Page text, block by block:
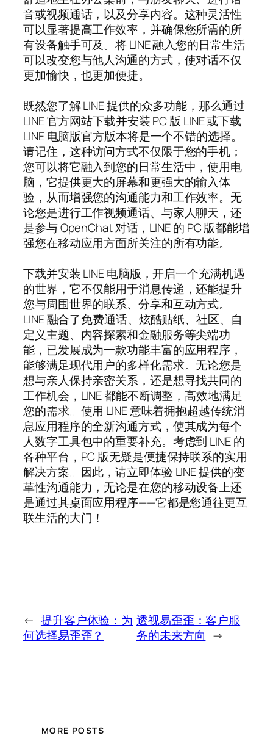
音或视频通话，以及分享内容。这种灵活性
可以显著提高工作效率，并确保您所需的所
有设备触手可及。将 LINE 融入您的日常生活
可以改变您与他人沟通的方式，使对话不仅
更加愉快，也更加便捷。
既然您了解 LINE 提供的众多功能，那么通过
LINE 官方网站下载并安装 PC 版 LINE 或下载
LINE 电脑版官方版本将是一个不错的选择。
请记住，这种访问方式不仅限于您的手机；
您可以将它融入到您的日常生活中，使用电
脑，它提供更大的屏幕和更强大的输入体
验，从而增强您的沟通能力和工作效率。无
论您是进行工作视频通话、与家人聊天，还
是参与 OpenChat 对话，LINE 的 PC 版都能增
强您在移动应用方面所关注的所有功能。
下载并安装 LINE 电脑版，开启一个充满机遇
的世界，它不仅能用于消息传递，还能提升
您与周围世界的联系、分享和互动方式。
LINE 融合了免费通话、炫酷贴纸、社区、自
定义主题、内容探索和金融服务等尖端功
能，已发展成为一款功能丰富的应用程序，
能够满足现代用户的多样化需求。无论您是
想与亲人保持亲密关系，还是想寻找共同的
工作机会，LINE 都能不断调整，高效地满足
您的需求。使用 LINE 意味着拥抱超越传统消
息应用程序的全新沟通方式，使其成为每个
人数字工具包中的重要补充。考虑到 LINE 的
各种平台，PC 版无疑是便捷保持联系的实用
解决方案。因此，请立即体验 LINE 提供的变
革性沟通能力，无论是在您的移动设备上还
是通过其桌面应用程序——它都是您通往更互
联生活的大门！
← 提升客户体验：为
何选择易歪歪？
透视易歪歪：客户服
务的未来方向 →
MORE POSTS